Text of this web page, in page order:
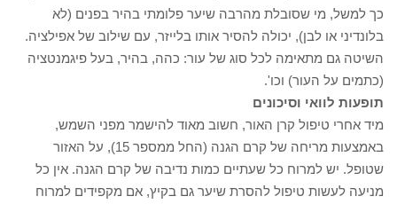
כך למשל, מי שסובלת מהרבה שיער פלומתי בהיר בפנים (לא
בלונדיני או לבן), יכולה להסיר אותו בלייזר, עם שילוב של אפילציה.
השיטה גם מתאימה לכל סוג של עור: כהה, בהיר, בעל פיגמנטציה
(כתמים על העור) וכו'.
תופעות לוואי וסיכונים
מיד אחרי טיפול קרן האור, חשוב מאוד להישמר מפני השמש,
באמצעות מריחה של קרם הגנה (החל ממספר 15), על האזור
שטופל. יש למרוח כל שעתיים כמות נדיבה של קרם הגנה. אין כל
מניעה לעשות טיפול להסרת שיער גם בקיץ, אם מקפידים למרוח